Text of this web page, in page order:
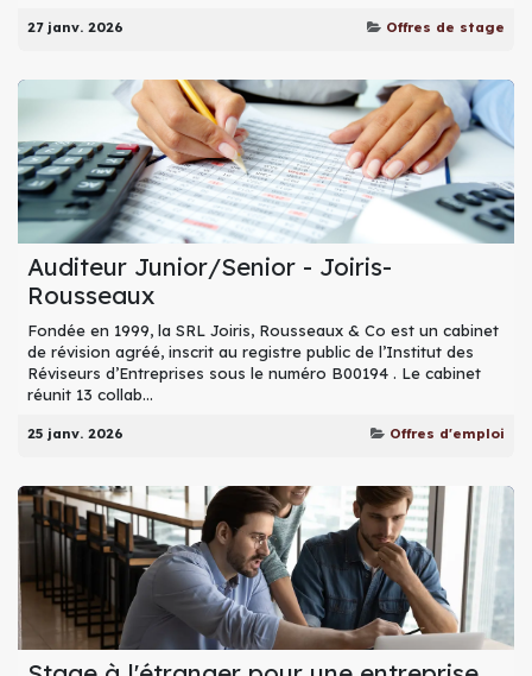
27 janv. 2026 Offres de stage
Auditeur Junior/Senior - Joiris-
Rousseaux
Fondée en 1999, la SRL Joiris, Rousseaux & Co est un cabinet
de révision agréé, inscrit au registre public de l’Institut des
Réviseurs d’Entreprises sous le numéro B00194 . Le cabinet
réunit 13 collab...
25 janv. 2026 Offres d'emploi